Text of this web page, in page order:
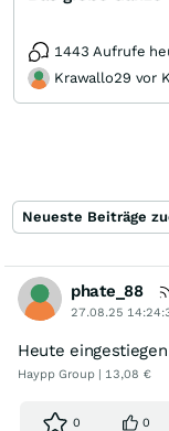
1443 Aufrufe
Krawallo29 vor
Neueste Beiträge
phate_88
27.08.25
Heute eingestiegen
Haypp Group | 13,08 €
0 0